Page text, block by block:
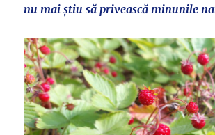
nu mai știu să privească minunile